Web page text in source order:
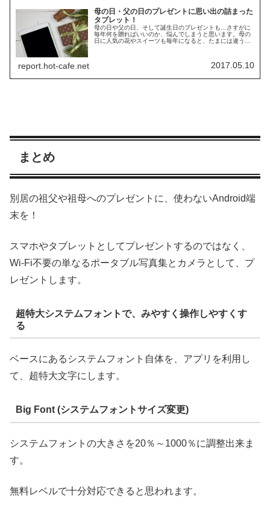
母の日・父の日のプレゼントに思い出の詰まった
タブレット！
母の日や父の日、そして誕生日のプレゼントも…さすがに
毎年何を贈ればいいのか、悩んでしまうと思います。母の
日に人気の花やスイーツも毎年になると、たまには違うも
report.hot-cafe.net 2017.05.10
まとめ
別居の祖父や祖母へのプレゼントに、使わないAndroid端
末を！
スマホやタブレットとしてプレゼントするのではなく、
Wi-Fi不要の単なるポータブル写真集とカメラとして、プ
レゼントします。
超特大システムフォントで、みやすく操作しやすくす
る
ベースにあるシステムフォント自体を、アプリを利用し
て、超特大文字にします。
Big Font (システムフォントサイズ変更)
システムフォントの大きさを20％～1000％に調整出来ま
す。
無料レベルで十分対応できると思われます。